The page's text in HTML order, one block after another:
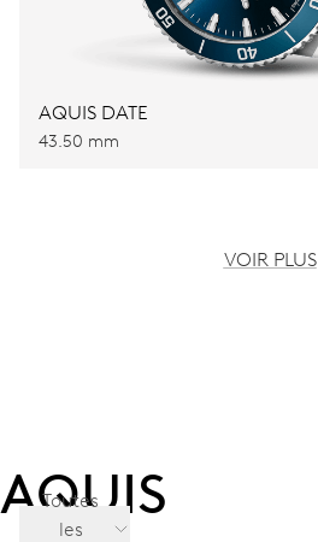
AQUIS DATE
43.50 mm
VOIR PLUS
AQUIS
Toutes
les